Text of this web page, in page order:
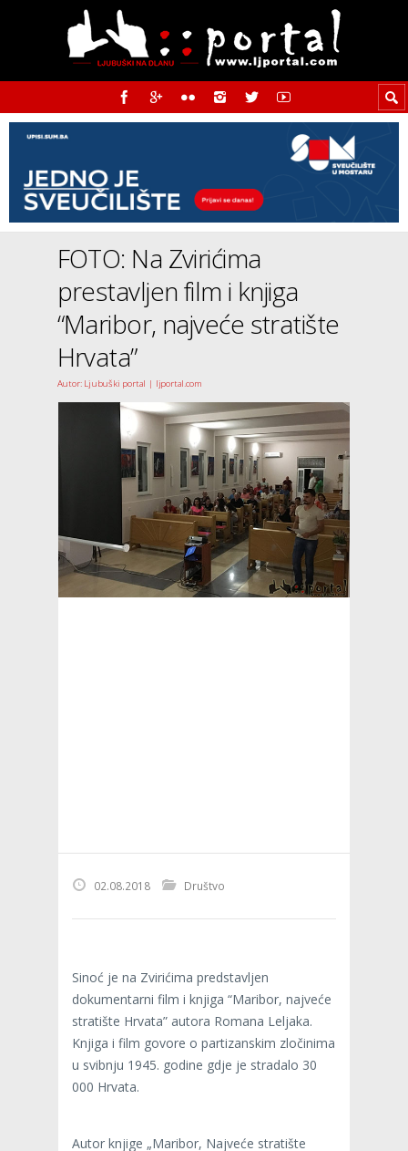
FOTO: Na Zvirićima
prestavljen film i knjiga
“Maribor, najveće stratište
Hrvata”
Autor: Ljubuški portal | ljportal.com
02.08.2018 Društvo
Sinoć je na Zvirićima predstavljen
dokumentarni film i knjiga “Maribor, najveće
stratište Hrvata” autora Romana Leljaka.
Knjiga i film govore o partizanskim zločinima
u svibnju 1945. godine gdje je stradalo 30
000 Hrvata.
Autor knjige „Maribor, Najveće stratište